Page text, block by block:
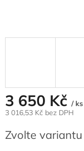
3 650 Kč / ks
3 016,53 Kč bez DPH
cena:
Zvolte variantu